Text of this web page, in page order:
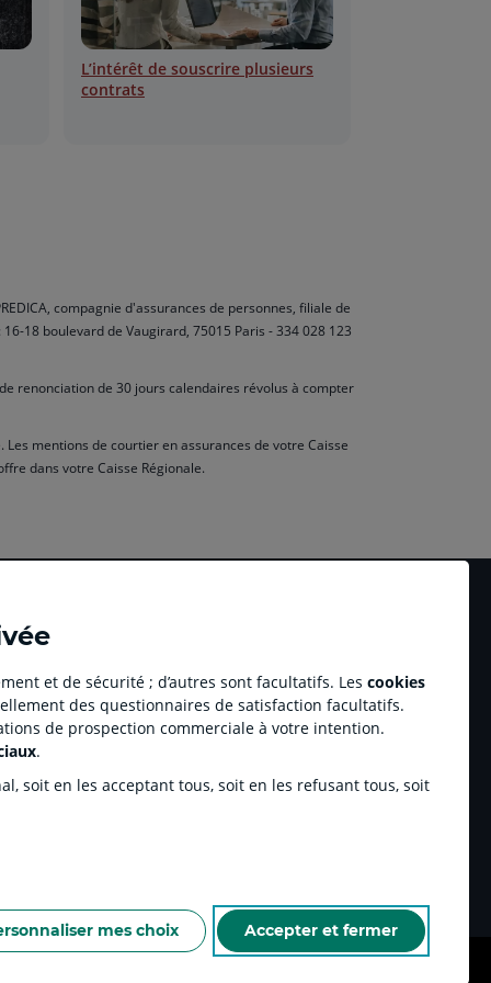
et de sécurité ; d’autres sont facultatifs. Les cookies
des questionnaires de satisfaction facultatifs.
de prospection commerciale à votre intention.
.
soit en les acceptant tous, soit en les refusant tous, soit
mes choix Accepter et fermer
la
liste
L’intérêt de souscrire plusieurs
contrats
compagnie d'assurances de personnes, filiale de
18 boulevard de Vaugirard, 75015 Paris - 334 028 123
renonciation de 30 jours calendaires révolus à compter
mentions de courtier en assurances de votre Caisse
dans votre Caisse Régionale.
Agricole Immobilier
sportifs
Accessibilité numérique du site